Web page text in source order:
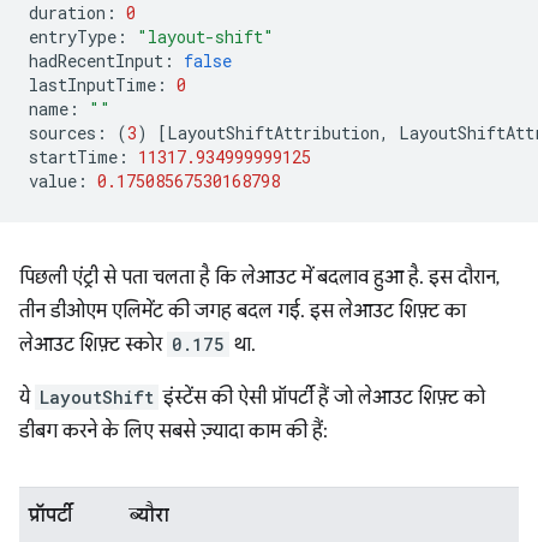
duration : 0
entryType :
"layout-shift"
hadRecentInput :
false
lastInputTime : 0
name :
""
sources : (3) [LayoutShiftAttribution,
startTime :
11317.934999999125
value : 0.17508567530168798
पिछली एंट्री से पता चलता है कि लेआउट में बदलाव हुआ है. इस दौरान,
तीन डीओएम एलिमेंट की जगह बदल गई. इस लेआउट शिफ़्ट का
लेआउट शिफ़्ट स्कोर 0.175 था.
ये LayoutShift इंस्टेंस की ऐसी प्रॉपर्टी हैं जो लेआउट शिफ़्ट को
डीबग करने के लिए सबसे ज़्यादा काम की हैं:
प्रॉपर्टी ब्यौरा